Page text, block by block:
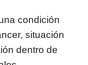
condición
situación
dentro de